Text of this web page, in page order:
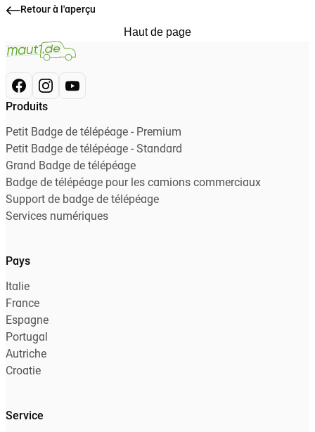
Retour à l'aperçu
Haut de page
Produits
Petit Badge de télépéage - Premium
Petit Badge de télépéage - Standard
Grand Badge de télépéage
Badge de télépéage pour les camions commerciaux
Support de badge de télépéage
Services numériques
Pays
Italie
France
Espagne
Portugal
Autriche
Croatie
Service